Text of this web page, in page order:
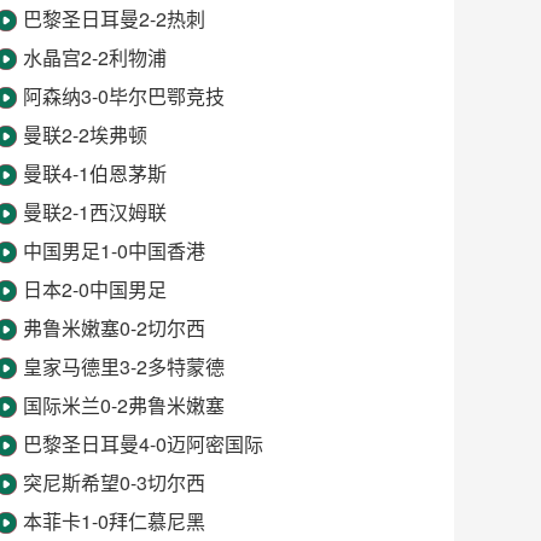
巴黎圣日耳曼2-2热刺
水晶宫2-2利物浦
阿森纳3-0毕尔巴鄂竞技
曼联2-2埃弗顿
曼联4-1伯恩茅斯
曼联2-1西汉姆联
中国男足1-0中国香港
日本2-0中国男足
弗鲁米嫩塞0-2切尔西
皇家马德里3-2多特蒙德
国际米兰0-2弗鲁米嫩塞
巴黎圣日耳曼4-0迈阿密国际
突尼斯希望0-3切尔西
本菲卡1-0拜仁慕尼黑